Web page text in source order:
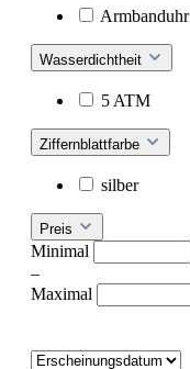
Armbanduhr
Wasserdichtheit
5 ATM
Ziffernblattfarbe
silber
Preis
Minimal
–
Maximal